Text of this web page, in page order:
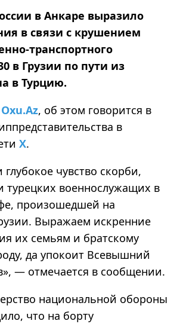
в Анкаре выразило
в связи с крушением
транспортного
в Грузии по пути из
в Турцию.
Oxu.Az, об этом говорится в
в
X.
чувство скорби,
турецких военнослужащих в
произошедшей на
Выражаем искренние
их семьям и братскому
да упокоит Всевышний
— отмечается в сообщении.
национальной обороны
что на борту